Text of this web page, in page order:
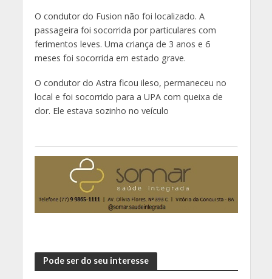
O condutor do Fusion não foi localizado. A
passageira foi socorrida por particulares com
ferimentos leves. Uma criança de 3 anos e 6
meses foi socorrida em estado grave.
O condutor do Astra ficou ileso, permaneceu no
local e foi socorrido para a UPA com queixa de
dor. Ele estava sozinho no veículo
Pode ser do seu interesse